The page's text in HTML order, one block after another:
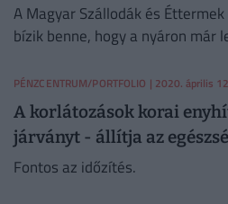
A Magyar Szállodák és
bízik benne, hogy a nyáron már
PÉNZCENTRUM/PORTFOLIO | 2020. április
A korlátozások korai
járványt - állítja az
Fontos az időzítés.